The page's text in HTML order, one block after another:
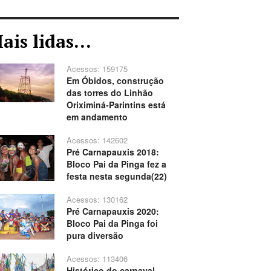
lidas...
Acessos: 159175
Em Óbidos, construção
das torres do Linhão
Oriximiná-Parintins está
em andamento
Acessos: 142602
Pré Carnapauxis 2018:
Bloco Pai da Pinga fez a
festa nesta segunda(22)
Acessos: 130162
Pré Carnapauxis 2020:
Bloco Pai da Pinga foi
pura diversão
Acessos: 113406